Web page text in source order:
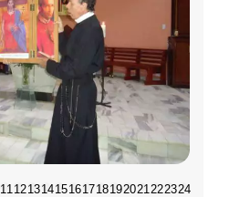
11 12131415161718192021 222324